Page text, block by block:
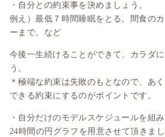
・自分との約束事を決めましょう。
例え）最低７時間睡眠をとる。間食の
ーまで。など
今後一生続けることができて、カラダ
う。
＊極端な約束は失敗のもとなので、あ
できる約束にするのがポイントです。
・自分だけのモデルスケジュールを組
24時間の円グラフを用意させて頂きまし